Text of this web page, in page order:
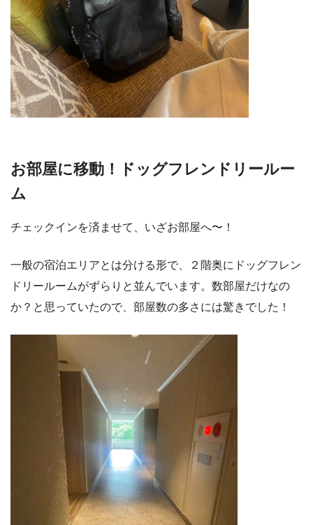
お部屋に移動！ドッグフレンドリールー
ム
チェックインを済ませて、いざお部屋へ〜！
一般の宿泊エリアとは分ける形で、２階奥にドッグフレン
ドリールームがずらりと並んでいます。数部屋だけなの
か？と思っていたので、部屋数の多さには驚きでした！